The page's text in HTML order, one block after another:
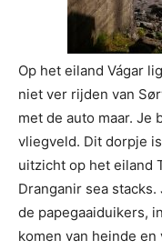
Op het eiland Vágar
niet ver rijden van
met de auto maar. Je
vliegveld. Dit dorpje
uitzicht op het eiland
Dranganir sea
de papegaaiduikers,
komen van heinde